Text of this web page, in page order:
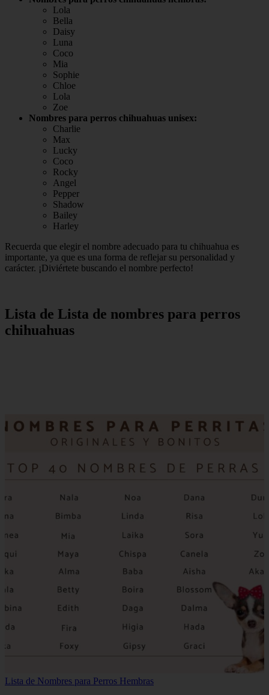
Lola
Bella
Daisy
Luna
Coco
Mia
Sophie
Chloe
Lola
Zoe
Nombres para perros chihuahuas unisex:
Charlie
Max
Lucky
Coco
Rocky
Angel
Pepper
Shadow
Bailey
Harley
Recuerda que elegir el nombre adecuado para tu chihuahua es
importante, ya que es una forma de reflejar su personalidad y
carácter. ¡Diviértete buscando el nombre perfecto!
Lista de Lista de nombres para perros
chihuahuas
Lista de Nombres para Perros Hembras